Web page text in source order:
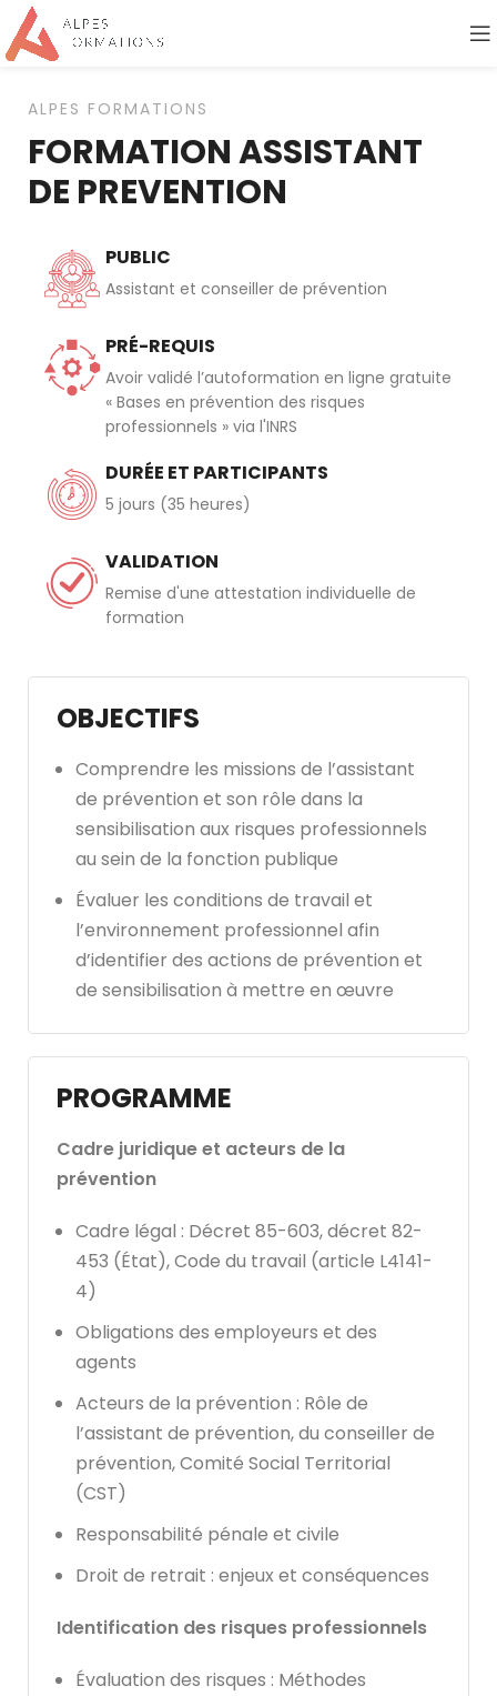
ALPES FORMATIONS
FORMATION ASSISTANT
DE PREVENTION
PUBLIC
Assistant et conseiller de prévention
PRÉ-REQUIS
Avoir validé l’autoformation en ligne gratuite
« Bases en prévention des risques
professionnels » via l'INRS
DURÉE ET PARTICIPANTS
5 jours (35 heures)
VALIDATION
Remise d'une attestation individuelle de
formation
OBJECTIFS
Comprendre les missions de l’assistant
de prévention et son rôle dans la
sensibilisation aux risques professionnels
au sein de la fonction publique
Évaluer les conditions de travail et
l’environnement professionnel afin
d’identifier des actions de prévention et
de sensibilisation à mettre en œuvre
PROGRAMME
Cadre juridique et acteurs de la
prévention
Cadre légal : Décret 85-603, décret 82-
453 (État), Code du travail (article L4141-
4)
Obligations des employeurs et des
agents
Acteurs de la prévention : Rôle de
l’assistant de prévention, du conseiller de
prévention, Comité Social Territorial
(CST)
Responsabilité pénale et civile
Droit de retrait : enjeux et conséquences
Identification des risques professionnels
Évaluation des risques : Méthodes